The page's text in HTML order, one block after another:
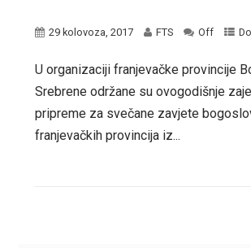
29 kolovoza, 2017 FTS Off
U organizaciji franjevačke provincije
Srebrene održane su ovogodišnje
pripreme za svečane zavjete
franjevačkih provincija iz...